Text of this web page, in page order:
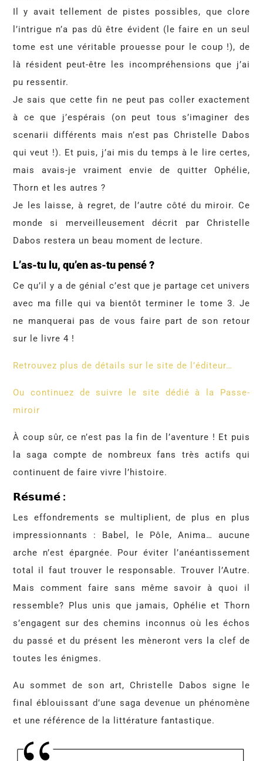
Il y avait tellement de pistes possibles, que clore
l’intrigue n’a pas dû être évident (le faire en un seul
tome est une véritable prouesse pour le coup !), de
là résident peut-être les incompréhensions que j’ai
pu ressentir.
Je sais que cette fin ne peut pas coller exactement
à ce que j’espérais (on peut tous s’imaginer des
scenarii différents mais n’est pas Christelle Dabos
qui veut !). Et puis, j’ai mis du temps à le lire certes,
mais avais-je vraiment envie de quitter Ophélie,
Thorn et les autres ?
Je les laisse, à regret, de l’autre côté du miroir. Ce
monde si merveilleusement décrit par Christelle
Dabos restera un beau moment de lecture.
L’as-tu lu, qu’en as-tu pensé ?
Ce qu’il y a de génial c’est que je partage cet univers
avec ma fille qui va bientôt terminer le tome 3. Je
ne manquerai pas de vous faire part de son retour
sur le livre 4 !
Retrouvez plus de détails sur le site de l’éditeur…
Ou continuez de suivre le site dédié à la Passe-
miroir
À coup sûr, ce n’est pas la fin de l’aventure ! Et puis
la saga compte de nombreux fans très actifs qui
continuent de faire vivre l’histoire.
𝗥𝗲́𝘀𝘂𝗺𝗲́ :
Les effondrements se multiplient, de plus en plus
impressionnants : Babel, le Pôle, Anima… aucune
arche n’est épargnée. Pour éviter l’anéantissement
total il faut trouver le responsable. Trouver l’Autre.
Mais comment faire sans même savoir à quoi il
ressemble? Plus unis que jamais, Ophélie et Thorn
s’engagent sur des chemins inconnus où les échos
du passé et du présent les mèneront vers la clef de
toutes les énigmes.
Au sommet de son art, Christelle Dabos signe le
final éblouissant d’une saga devenue un phénomène
et une référence de la littérature fantastique.